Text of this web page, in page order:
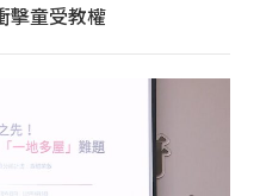
擊童受教權